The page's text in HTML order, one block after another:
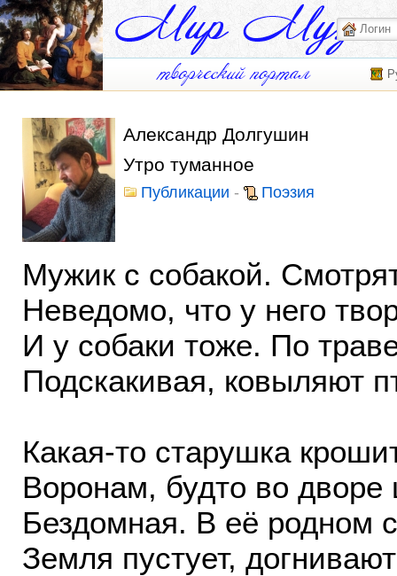
Александр Долгушин
Утро туманное
Публикации - Поэзия
Мужик с собакой.
Неведомо, что у него
И у собаки тоже. По
Подскакивая, ковыляют
Какая-то старушка
Воронам, будто во
Бездомная. В её родном
Земля пустует,